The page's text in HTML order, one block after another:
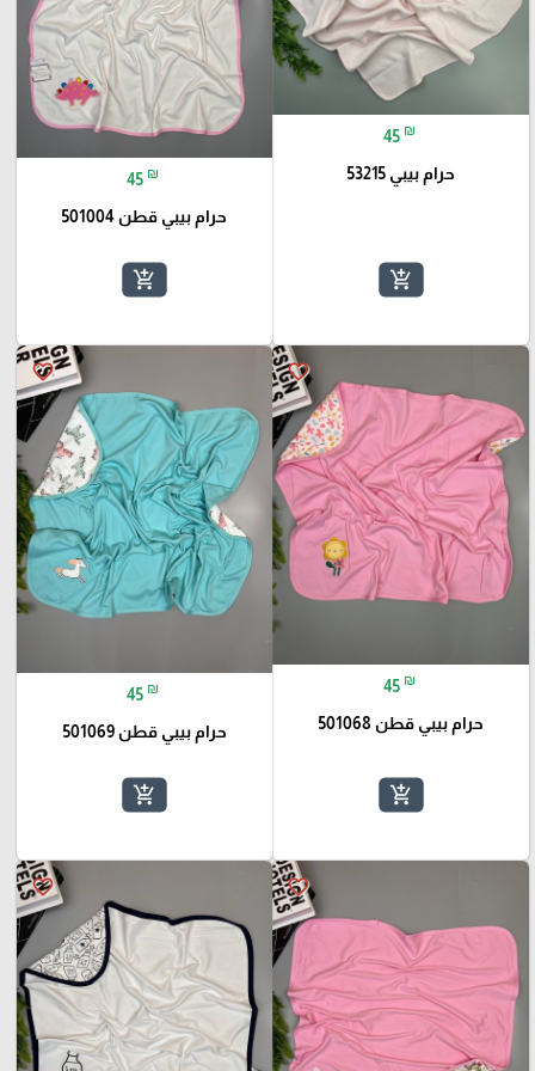
45 ₪
حرام بيبي 53215
add_shopping_cart
45 ₪
حرام بيبي قطن 501004
add_shopping_cart
favorite_border
45 ₪
حرام بيبي قطن 501068
add_shopping_cart
favorite_border
45 ₪
حرام بيبي قطن 501069
add_shopping_cart
favorite_border
favorite_border